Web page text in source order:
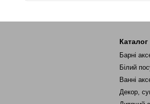
Каталог
Барні
Білий
Ванні
Декор,